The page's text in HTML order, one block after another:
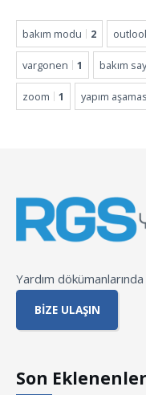
bakım modu 2
vargonen 1 bakım
zoom 1 yapım
Yardım dökümanlarında
BIZE ULAŞIN
Son Eklenenler